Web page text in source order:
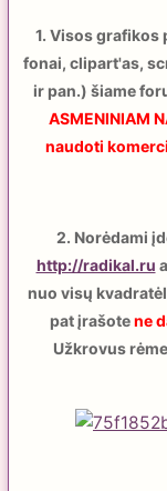
1. Visos grafikos
fonai, clipart'as,
ir pan.) šiame
ASMENINIAM
naudoti
2. Norėdami
http://radikal.ru
nuo visų
pat įrašotene
Užkrovus